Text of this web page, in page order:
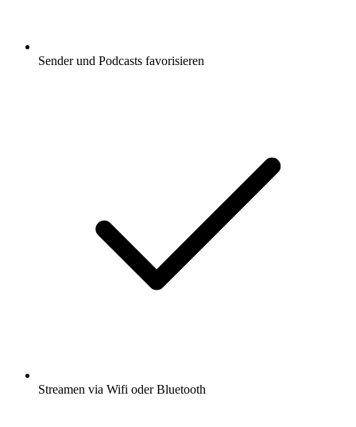
Sender und Podcasts favorisieren
Streamen via Wifi oder Bluetooth